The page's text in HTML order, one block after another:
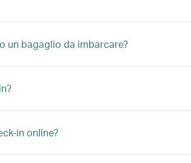
un bagaglio da imbarcare?
in online?